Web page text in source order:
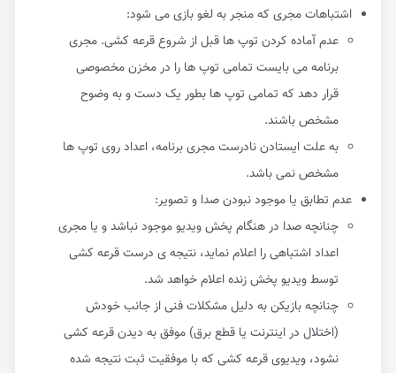
اشتباهات مجری که منجر به لغو بازی می شود:
عدم آماده کردن توپ ها قبل از شروع قرعه کشی. مجری
برنامه می بایست تمامی توپ ها را در مخزن مخصوصی
قرار دهد که تمامی توپ ها بطور یک دست و به وضوح
مشخص باشند.
به علت ایستادن نادرست مجری برنامه، اعداد روی توپ ها
مشخص نمی باشد.
عدم تطابق یا موجود نبودن صدا و تصویر:
چنانچه صدا در هنگام پخش ویدیو موجود نباشد و یا مجری
اعداد اشتباهی را اعلام نماید، نتیجه ی درست قرعه کشی
توسط ویدیو پخش زنده اعلام خواهد شد.
چنانچه بازیکن به دلیل مشکلات فنی از جانب خودش
(اختلال در اینترنت یا قطع برق) موفق به دیدن قرعه کشی
نشود، ویدیوی قرعه کشی که با موفقیت ثبت نتیجه شده